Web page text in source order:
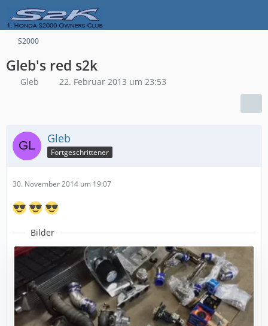
S2000
Gleb's red s2k
Gleb 22. Februar 2013 um 23:53
Gleb
Fortgeschrittener
30. November 2014 um 19:07
Bilder